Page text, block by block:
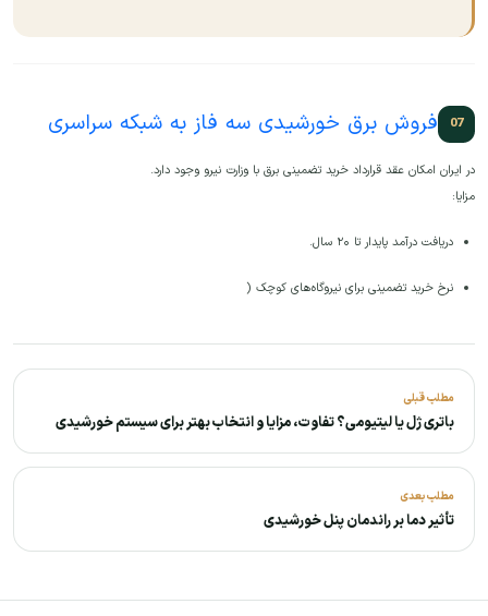
فروش برق خورشیدی سه فاز به شبکه سراسری
در ایران امکان عقد قرارداد خرید تضمینی برق با وزارت نیرو وجود دارد.
مزایا:
دریافت درآمد پایدار تا ۲۰ سال.
نرخ خرید تضمینی برای نیروگاه‌های کوچک (
مطلب قبلی
باتری ژل یا لیتیومی؟ تفاوت، مزایا و انتخاب بهتر برای سیستم خورشیدی
مطلب بعدی
تأثیر دما بر راندمان پنل خورشیدی